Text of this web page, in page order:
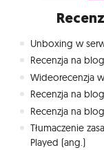
Unboxing w
Recenzja na
Wideorecenzja
Recenzja na
Recenzja na
Tłumaczenie
Played (ang.)